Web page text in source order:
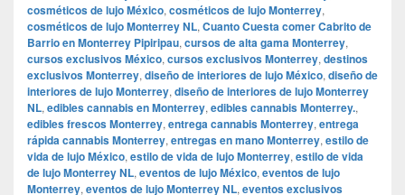
cosméticos de lujo México, cosméticos de lujo Monterrey,
cosméticos de lujo Monterrey NL, Cuanto Cuesta comer Cabrito de
Barrio en Monterrey Pipiripau, cursos de alta gama Monterrey,
cursos exclusivos México, cursos exclusivos Monterrey, destinos
exclusivos Monterrey, diseño de interiores de lujo México, diseño de
interiores de lujo Monterrey, diseño de interiores de lujo Monterrey
NL, edibles cannabis en Monterrey, edibles cannabis Monterrey.,
edibles frescos Monterrey, entrega cannabis Monterrey, entrega
rápida cannabis Monterrey, entregas en mano Monterrey, estilo de
vida de lujo México, estilo de vida de lujo Monterrey, estilo de vida
de lujo Monterrey NL, eventos de lujo México, eventos de lujo
Monterrey, eventos de lujo Monterrey NL, eventos exclusivos